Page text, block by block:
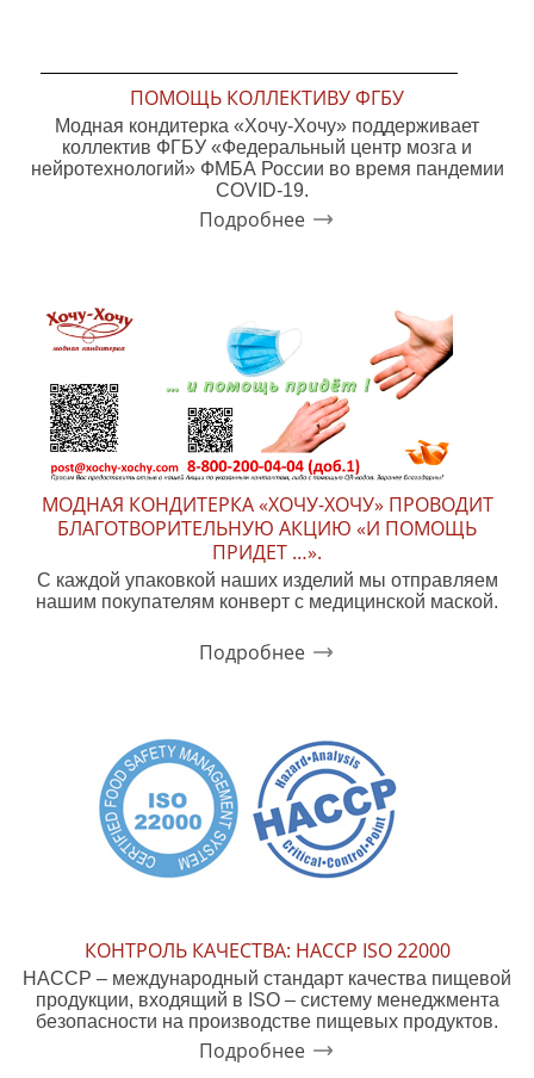
ПОМОЩЬ КОЛЛЕКТИВУ ФГБУ
Модная кондитерка «Хочу-Хочу» поддерживает
коллектив ФГБУ «Федеральный центр мозга и
нейротехнологий» ФМБА России во время пандемии
COVID-19.
Подробнее
МОДНАЯ КОНДИТЕРКА «ХОЧУ-ХОЧУ» ПРОВОДИТ
БЛАГОТВОРИТЕЛЬНУЮ АКЦИЮ «И ПОМОЩЬ
ПРИДЕТ …».
С каждой упаковкой наших изделий мы отправляем
нашим покупателям конверт с медицинской маской.
Подробнее
КОНТРОЛЬ КАЧЕСТВА: HACCP ISO 22000
HACCP – международный стандарт качества пищевой
продукции, входящий в ISO – систему менеджмента
безопасности на производстве пищевых продуктов.
Подробнее